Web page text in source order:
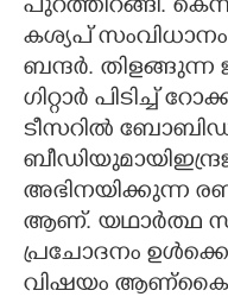
പുറത്തിറങ്ങി.
കശ്യപ്
ബന്ദർ. തിളങ്ങുന്ന
ഗിറ്റാർ പിടിച്ച്
ടീസറിൽ
അഭിനയിക്കുന്ന
ആണ്. യഥാർത്ഥ
പ്രചോദനം
വിഷയം